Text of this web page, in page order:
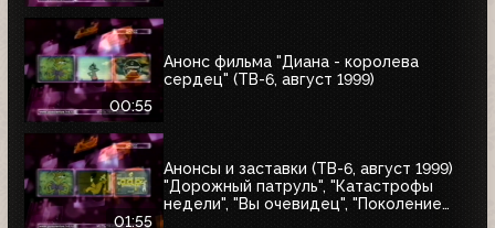
00:55
Анонс фильма "Диана - королева
сердец" (ТВ-6, август 1999)
01:55
Анонсы и заставки (ТВ-6, август 1999)
"Дорожный патруль", "Катастрофы
недели", "Вы очевидец", "Поколение